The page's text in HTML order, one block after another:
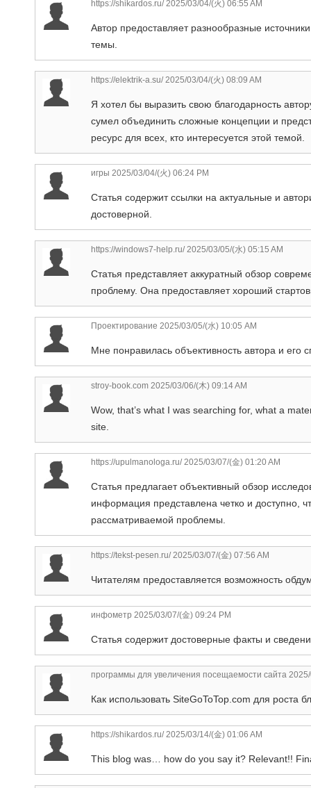
https://shikardos.ru/2025/03/04/(火) 06:55 AM
Автор предоставляет разнообразные
темы.
https://elektrik-a.su/2025/03/04/(火) 08:09 AM
Я хотел бы выразить свою благодарность
сумел объединить сложные концепции и
ресурс для всех, кто интересуется этой темой.
игры 2025/03/04/(火) 06:24 PM
Статья содержит ссылки на актуальные и
достоверной.
https://windows7-help.ru/2025/03/05/(水) 05:15 AM
Статья представляет аккуратный обзор
проблему. Она предоставляет хороший
Проектирование 2025/03/05/(水) 10:05 AM
Мне понравилась объективность автора и его
stroy-book.com 2025/03/06/(木) 09:14 AM
Wow, that’s what I was searching for, what a
site.
https://upulmanologa.ru/2025/03/07/(金) 01:20 AM
Статья предлагает объективный обзор
информация представлена четко и доступно,
рассматриваемой проблемы.
https://tekst-pesen.ru/2025/03/07/(金) 07:56 AM
Читателям предоставляется возможность
инфометр 2025/03/07/(金) 09:24 PM
Статья содержит достоверные факты и
программы для увеличения посещаемости сайта
Как использовать SiteGoToTop.com для роста
https://shikardos.ru/2025/03/14/(金) 01:06 AM
This blog was… how do you say it? Relevant!!